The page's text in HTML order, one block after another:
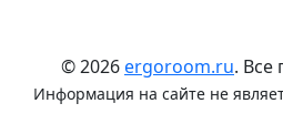
© 2026ergoroom.ru.
Информация на сайте не